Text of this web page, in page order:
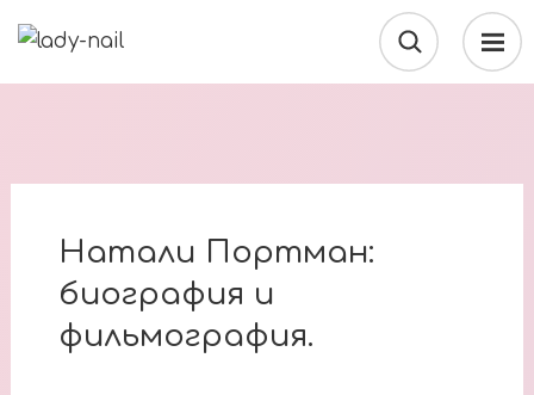
Натали Портман:
биография и
фильмография.